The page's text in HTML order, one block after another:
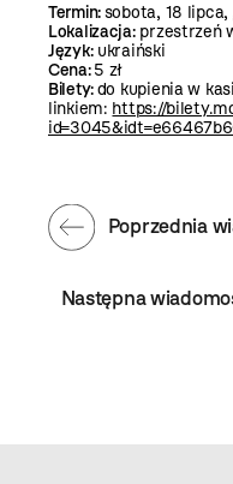
Termin:sobota, 18 lipca,
Lokalizacja:przestrzeń
Język:ukraiński
Cena:5 zł
Bilety:do kupienia w
linkiem: https://
Następna
Poprzednia